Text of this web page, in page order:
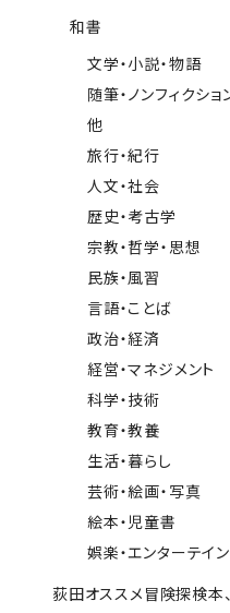
和書
文学・小説・物語
随筆・ノンフィクショ
他
旅行・紀行
人文・社会
歴史・考古学
宗教・哲学・思想
民族・風習
言語・ことば
政治・経済
経営・マネジメント
科学・技術
教育・教養
生活・暮らし
芸術・絵画・写真
絵本・児童書
娯楽・エンターテイ
荻田オススメ冒険探検本